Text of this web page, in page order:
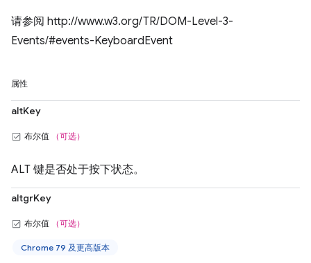
请参阅 http://www.w3.org/TR/DOM-Level-3-
Events/#events-KeyboardEvent
属性
altKey
布尔值 （可选）
ALT 键是否处于按下状态。
altgrKey
布尔值 （可选）
Chrome 79 及更高版本